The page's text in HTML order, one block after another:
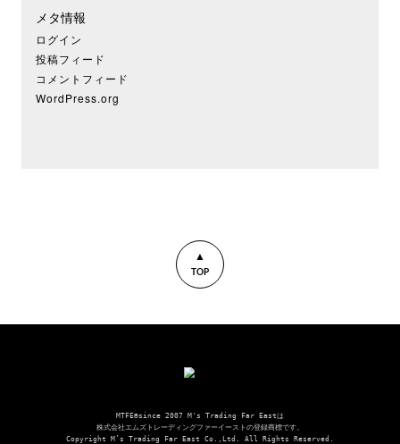
メタ情報
ログイン
投稿フィード
コメントフィード
WordPress.org
▲
TOP